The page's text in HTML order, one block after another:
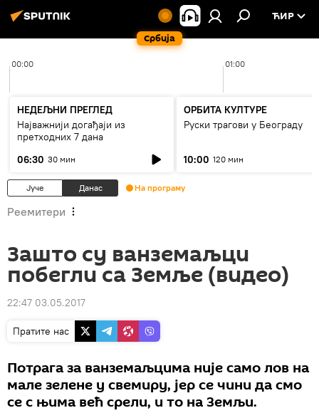
Србија
ЋИР
00:00 01:00
НЕДЕЉНИ ПРЕГЛЕД
Најважнији догађаји из
претходних 7 дана
06:30 30 мин
ОРБИТА КУЛТУРЕ
Руски трагови у Београду
10:00 120 мин
Јуче Данас На програму
Реемитери
Зашто су ванземаљци
побегли са Земље (видео)
22:47 03.05.2017
Пратите нас
Потрага за ванземаљцима није само лов на
мале зелене у свемиру, јер се чини да смо
се с њима већ срели, и то на Земљи.